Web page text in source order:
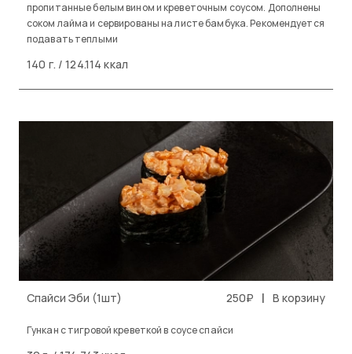
пропитанные белым вином и креветочным соусом. Дополнены
соком лайма и сервированы на листе бамбука. Рекомендуется
подавать теплыми
140 г. / 124.114 ккал
Спайси Эби (1шт) 250₽ | В корзину
Гункан с тигровой креветкой в соусе спайси